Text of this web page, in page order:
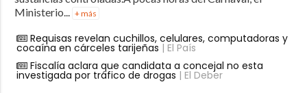
Ministerio...
+ más
Requisas revelan cuchillos, celulares, computadoras y
cocaína en cárceles tarijeñas | El País
Fiscalía aclara que candidata a concejal no esta
investigada por tráfico de drogas | El Deber